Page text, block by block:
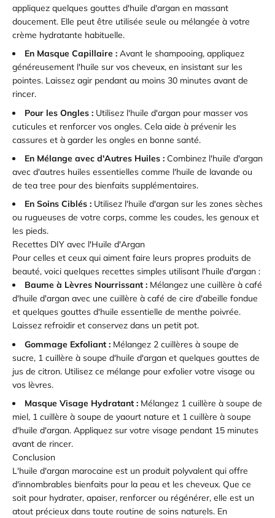
appliquez quelques gouttes d'huile d'argan en massant
doucement. Elle peut être utilisée seule ou mélangée à votre
crème hydratante habituelle.
En Masque Capillaire : Avant le shampooing, appliquez
généreusement l'huile sur vos cheveux, en insistant sur les
pointes. Laissez agir pendant au moins 30 minutes avant de
rincer.
Pour les Ongles : Utilisez l'huile d'argan pour masser vos
cuticules et renforcer vos ongles. Cela aide à prévenir les
cassures et à garder les ongles en bonne santé.
En Mélange avec d'Autres Huiles : Combinez l'huile d'argan
avec d'autres huiles essentielles comme l'huile de lavande ou
de tea tree pour des bienfaits supplémentaires.
En Soins Ciblés : Utilisez l'huile d'argan sur les zones sèches
ou rugueuses de votre corps, comme les coudes, les genoux et
les pieds.
Recettes DIY avec l'Huile d'Argan
Pour celles et ceux qui aiment faire leurs propres produits de
beauté, voici quelques recettes simples utilisant l'huile d'argan :
Baume à Lèvres Nourrissant : Mélangez une cuillère à café
d'huile d'argan avec une cuillère à café de cire d'abeille fondue
et quelques gouttes d'huile essentielle de menthe poivrée.
Laissez refroidir et conservez dans un petit pot.
Gommage Exfoliant : Mélangez 2 cuillères à soupe de
sucre, 1 cuillère à soupe d'huile d'argan et quelques gouttes de
jus de citron. Utilisez ce mélange pour exfolier votre visage ou
vos lèvres.
Masque Visage Hydratant : Mélangez 1 cuillère à soupe de
miel, 1 cuillère à soupe de yaourt nature et 1 cuillère à soupe
d'huile d'argan. Appliquez sur votre visage pendant 15 minutes
avant de rincer.
Conclusion
L'huile d'argan marocaine est un produit polyvalent qui offre
d'innombrables bienfaits pour la peau et les cheveux. Que ce
soit pour hydrater, apaiser, renforcer ou régénérer, elle est un
atout précieux dans toute routine de soins naturels. En